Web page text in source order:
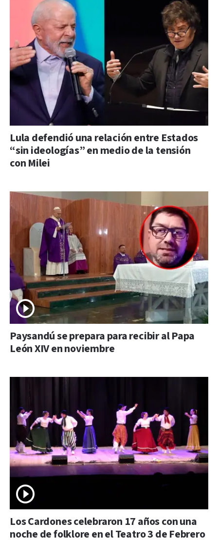
Lula defendió una relación entre Estados
“sin ideologías” en medio de la tensión
con Milei
Paysandú se prepara para recibir al Papa
León XIV en noviembre
Los Cardones celebraron 17 años con una
noche de folklore en el Teatro 3 de Febrero